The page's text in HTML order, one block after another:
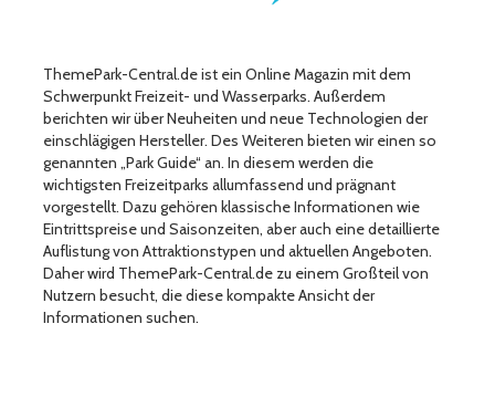
ThemePark-Central.de ist ein Online Magazin mit dem
Schwerpunkt Freizeit- und Wasserparks. Außerdem
berichten wir über Neuheiten und neue Technologien der
einschlägigen Hersteller. Des Weiteren bieten wir einen so
genannten „Park Guide“ an. In diesem werden die
wichtigsten Freizeitparks allumfassend und prägnant
vorgestellt. Dazu gehören klassische Informationen wie
Eintrittspreise und Saisonzeiten, aber auch eine detaillierte
Auflistung von Attraktionstypen und aktuellen Angeboten.
Daher wird ThemePark-Central.de zu einem Großteil von
Nutzern besucht, die diese kompakte Ansicht der
Informationen suchen.